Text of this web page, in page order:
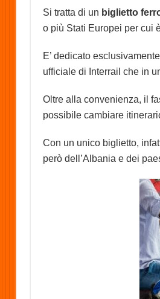
Si tratta di un biglietto
o più Stati Europei per cui
E’ dedicato
ufficiale di Interrail che in
Oltre alla convenienza, il
possibile cambiare
Con un unico biglietto,
però dell’Albania e dei